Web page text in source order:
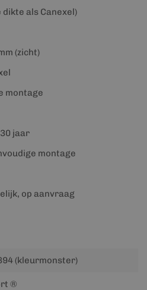
dikte als Canexel)
(zicht)
montage
jaar
montage
op aanvraag
(kleurmonster)
®